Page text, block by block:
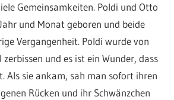
Gemeinsamkeiten. Poldi und Otto
und Monat geboren und beide
Vergangenheit. Poldi wurde von
und es ist ein Wunder, dass
Als sie ankam, sah man sofort ihren
Rücken und ihr Schwänzchen